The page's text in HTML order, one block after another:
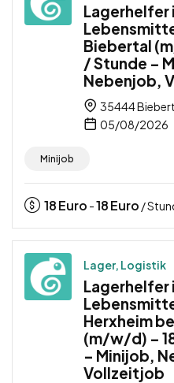
Lagerhelfer
Biebertal
/ Stunde –
Nebenjob,
35444
05/08/2026
Minijob
18Euro -18Euro /
Lager, Logistik
Lagerhelfer
Herxheim
(m/w/d) –
– Minijob,
Vollzeitjob